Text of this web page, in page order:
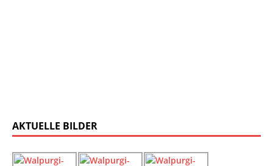
AKTUELLE BILDER